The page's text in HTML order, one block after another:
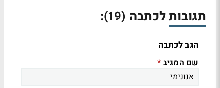
תגובות לכתבה (19)
:
הגב לכתבה
שם המגיב *